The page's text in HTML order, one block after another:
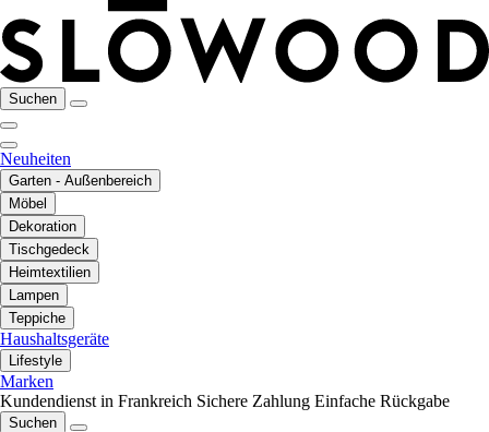
Suchen
Neuheiten
Garten - Außenbereich
Möbel
Dekoration
Tischgedeck
Heimtextilien
Lampen
Teppiche
Haushaltsgeräte
Lifestyle
Marken
Kundendienst in Frankreich Sichere Zahlung Einfache Rückgabe
Suchen